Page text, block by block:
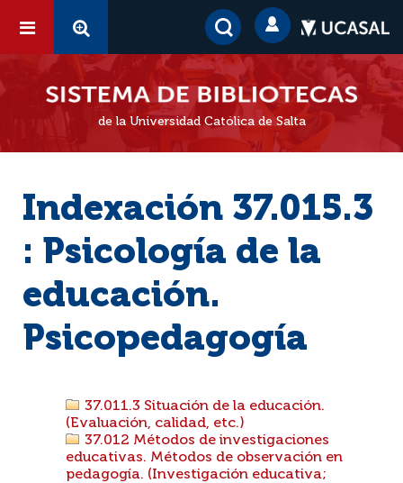
de la Universidad Católica de Salta
Indexación 37.015.3
: Psicología de la
educación.
Psicopedagogía
37.011.3 Situación de la educación.
(Evaluación, calidad, etc.)
37.012 Métodos de investigaciones
educativas. Métodos de observación en
pedagogía. (Investigación educativa;